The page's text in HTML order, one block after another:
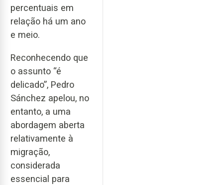
percentuais em
relação há um ano
e meio.
Reconhecendo que
o assunto “é
delicado”, Pedro
Sánchez apelou, no
entanto, a uma
abordagem aberta
relativamente à
migração,
considerada
essencial para